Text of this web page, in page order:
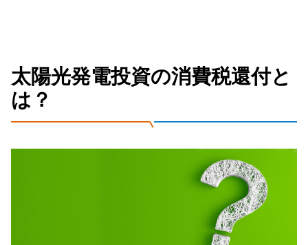
太陽光発電投資の消費税還付と
は？